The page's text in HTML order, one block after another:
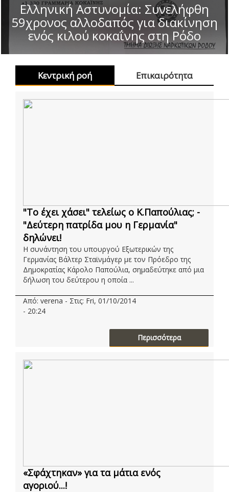
Ελληνική Αστυνομία: Συνελήφθη
59χρονος αλλοδαπός για διακίνηση
ενός κιλού κοκαΐνης στη Ρόδο
Κεντρική ροή Επικαιρότητα
"Το έχει χάσει" τελείως ο Κ.Παπούλιας; -
"Δεύτερη πατρίδα μου η Γερμανία"
δηλώνει!
Η συνάντηση του υπουργού Εξωτερικών της
Γερμανίας Βάλτερ Σταϊνμάγερ με τον Πρόεδρο της
Δημοκρατίας Κάρολο Παπούλια, σημαδεύτηκε από μια
δήλωση του δεύτερου η οποία ...
Από: verena - Στις: Fri, 01/10/2014
- 20:24
Περισσότερα
«Σφάχτηκαν» για τα μάτια ενός
αγοριού...!